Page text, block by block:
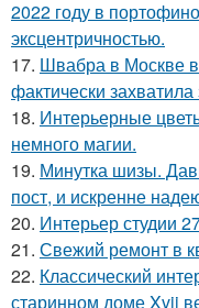
2022 году в
эксцентричностью.
17. Швабра в Москве
фактически захватила
18. Интерьерные
немного магии.
19. Минутка шизы.
пост, и искренне
20. Интерьер студии
21. Свежий ремонт в
22. Классический
старинном доме Xvii